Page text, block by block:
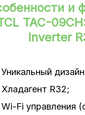
и
TAC-
Inverter
Уникальный
Хладагент R32;
Wi-Fi управления